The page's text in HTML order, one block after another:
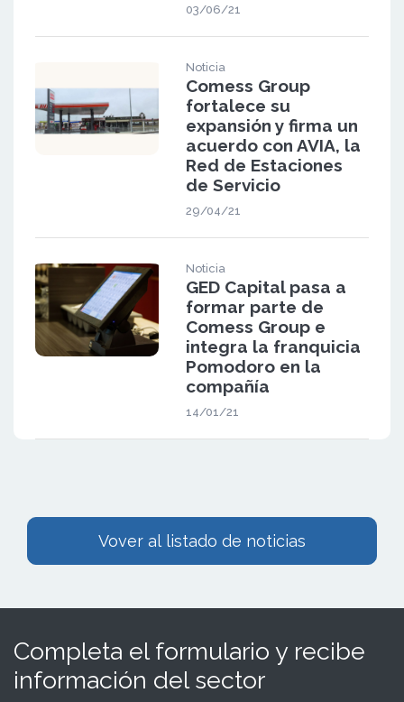
03/06/21
Noticia
Comess Group
fortalece su
expansión y firma un
acuerdo con AVIA, la
Red de Estaciones
de Servicio
29/04/21
Noticia
GED Capital pasa a
formar parte de
Comess Group e
integra la franquicia
Pomodoro en la
compañía
14/01/21
Vover al listado de noticias
Completa el formulario y recibe
información del sector